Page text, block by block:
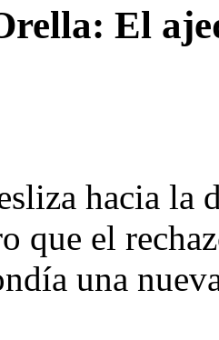
El
hacia
que el
una